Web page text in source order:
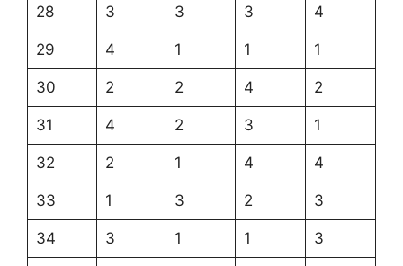
28 3 3 3 4
29 4 1 1 1
30 2 2 4 2
31 4 2 3 1
32 2 1 4 4
33 1 3 2 3
34 3 1 1 3